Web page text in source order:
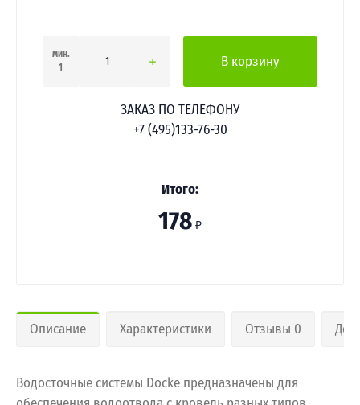
мин.
1
В корзину
ЗАКАЗ ПО ТЕЛЕФОНУ
+7 (495)133-76-30
Итого:
178 ₽
Описание Характеристики Отзывы 0
Водосточные системы Docke предназначены для